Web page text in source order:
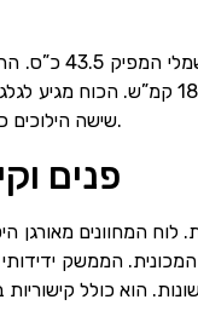
הרכב דומה מאוד לקיה נירו המיועד לאוהבי קטגוריית
של שני המנועים עומד על 141 כ”ס ומומנט מרבי של 27 קג”מ. זמן התאוצה מ-0 ל-100 הוא 11.1 שניות
שישה הילוכים כפולת מצמדים.
פנים
לוח המחוונים מאורגן
כמרכז הבקרה לפונקציות שונות של